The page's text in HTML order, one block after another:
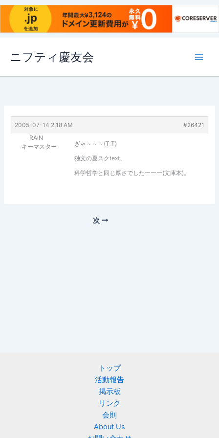
ス
ニフティ慶友会
2005-07-14 2:18 AM
#26421
RAIN
キーマスター
ぎゃ～～～(T_T)
独文の夏スクtext、
科学哲学と同じ厚さでしたーーー(文庫本)。
次
トップ
活動報告
掲示板
リンク
会則
About Us